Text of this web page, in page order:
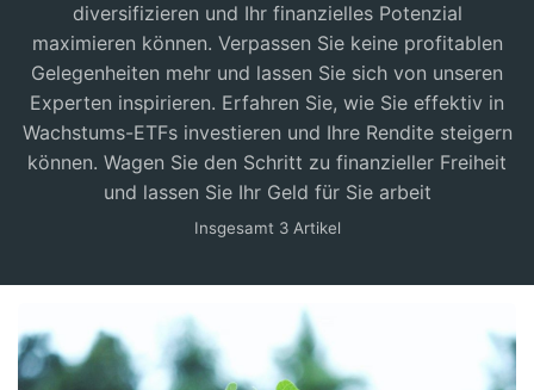
diversifizieren und Ihr finanzielles Potenzial
maximieren können. Verpassen Sie keine profitablen
Gelegenheiten mehr und lassen Sie sich von unseren
Experten inspirieren. Erfahren Sie, wie Sie effektiv in
Wachstums-ETFs investieren und Ihre Rendite steigern
können. Wagen Sie den Schritt zu finanzieller Freiheit
und lassen Sie Ihr Geld für Sie arbeit
Insgesamt 3 Artikel